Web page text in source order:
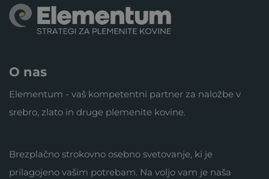
O nas
Elementum - vaš kompetentni partner za naložbe v
srebro, zlato in druge plemenite kovine.
Brezplačno strokovno osebno svetovanje, ki je
prilagojeno vašim potrebam. Na voljo vam je naša